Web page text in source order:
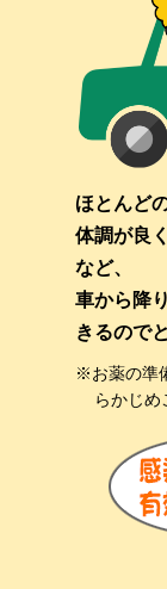
ほとんど
体調が良
など、
車から降
きるので
※お薬の準
らかじめ